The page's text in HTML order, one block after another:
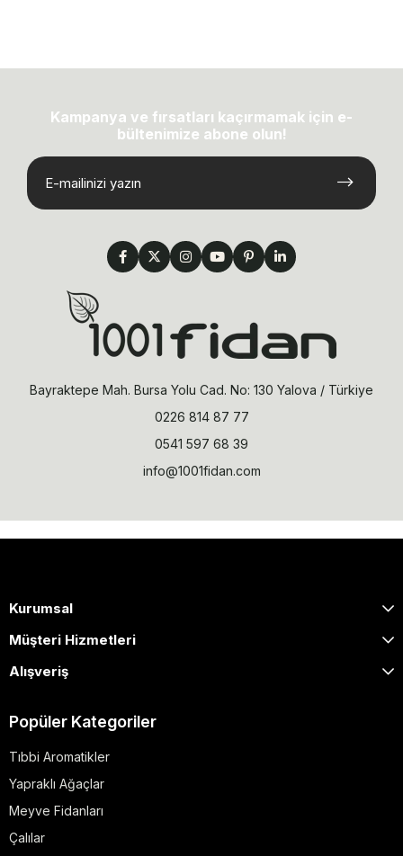
Kampanya ve fırsatları kaçırmamak için e-
bültenimize abone olun!
Bayraktepe Mah. Bursa Yolu Cad. No: 130 Yalova / Türkiye
0226 814 87 77
0541 597 68 39
info@1001fidan.com
Kurumsal
Müşteri Hizmetleri
Alışveriş
Popüler Kategoriler
Tıbbi Aromatikler
Yapraklı Ağaçlar
Meyve Fidanları
Çalılar